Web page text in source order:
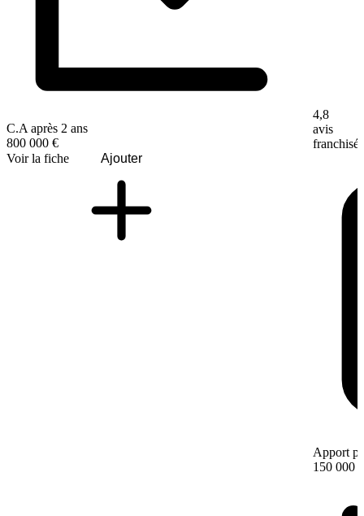
C.A après 2 ans
800 000 €
Voir la fiche
Ajouter
4,8
avis
franchisé
Apport
150 000 €